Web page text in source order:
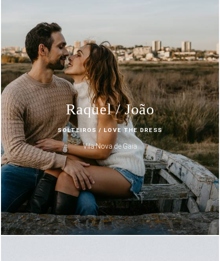
Raquel / João
SOLTEIROS / LOVE THE DRESS
Vila Nova de Gaia